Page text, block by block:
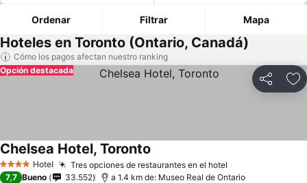
Ordenar Filtrar Mapa
Hoteles en Toronto (Ontario, Canadá)
Cómo los pagos afectan nuestro ranking
Compartir
Opción destacada
4 EstrellasHotel Tres opciones de restaurantes en el hotel
Chelsea Hotel, Toronto
7,7 Bueno 33.552 a 1.4 km de: Museo Real de Ontario